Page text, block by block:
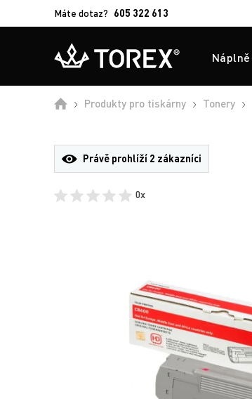
Máte dotaz? 605 322 613
Náplně
ÚvodProdukty pro tiskárny Tonery
Právě prohlíží 2 zákazníci
0x